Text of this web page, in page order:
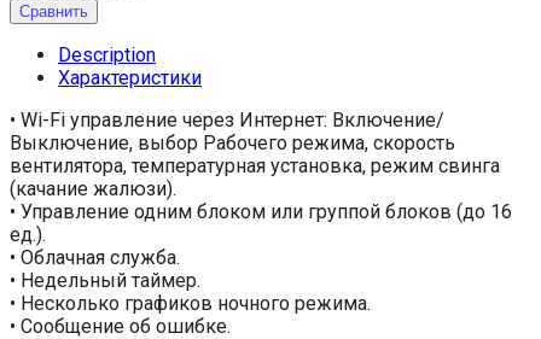
Сравнить
Description
Характеристики
• Wi-Fi управление через Интернет: Включение/
Выключение, выбор Рабочего режима, скорость
вентилятора, температурная установка, режим свинга
(качание жалюзи).
• Управление одним блоком или группой блоков (до 16
ед.).
• Облачная служба.
• Недельный таймер.
• Несколько графиков ночного режима.
• Сообщение об ошибке.